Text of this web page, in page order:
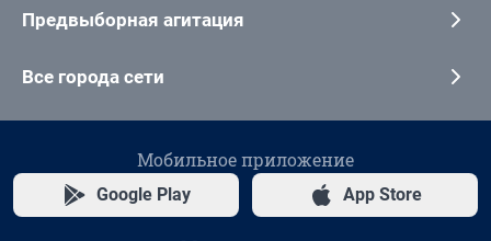
Предвыборная агитация
Все города сети
Мобильное приложение
Google Play App Store